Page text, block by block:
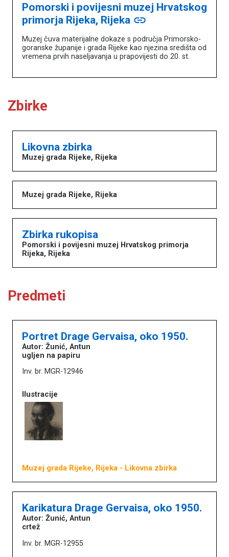
Pomorski i povijesni muzej Hrvatskog
primorja Rijeka, Rijeka link
Muzej čuva materijalne dokaze s područja Primorsko-
goranske županije i grada Rijeke kao njezina središta od
vremena prvih naseljavanja u prapovijesti do 20. st.
Zbirke
Likovna zbirka
Muzej grada Rijeke, Rijeka
Muzej grada Rijeke, Rijeka
Zbirka rukopisa
Pomorski i povijesni muzej Hrvatskog primorja
Rijeka, Rijeka
Predmeti
Portret Drage Gervaisa, oko 1950.
Autor: Žunić, Antun
ugljen na papiru
Inv. br. MGR-12946
Ilustracije
Muzej grada Rijeke, Rijeka - Likovna zbirka
Karikatura Drage Gervaisa, oko 1950.
Autor: Žunić, Antun
crtež
Inv. br. MGR-12955